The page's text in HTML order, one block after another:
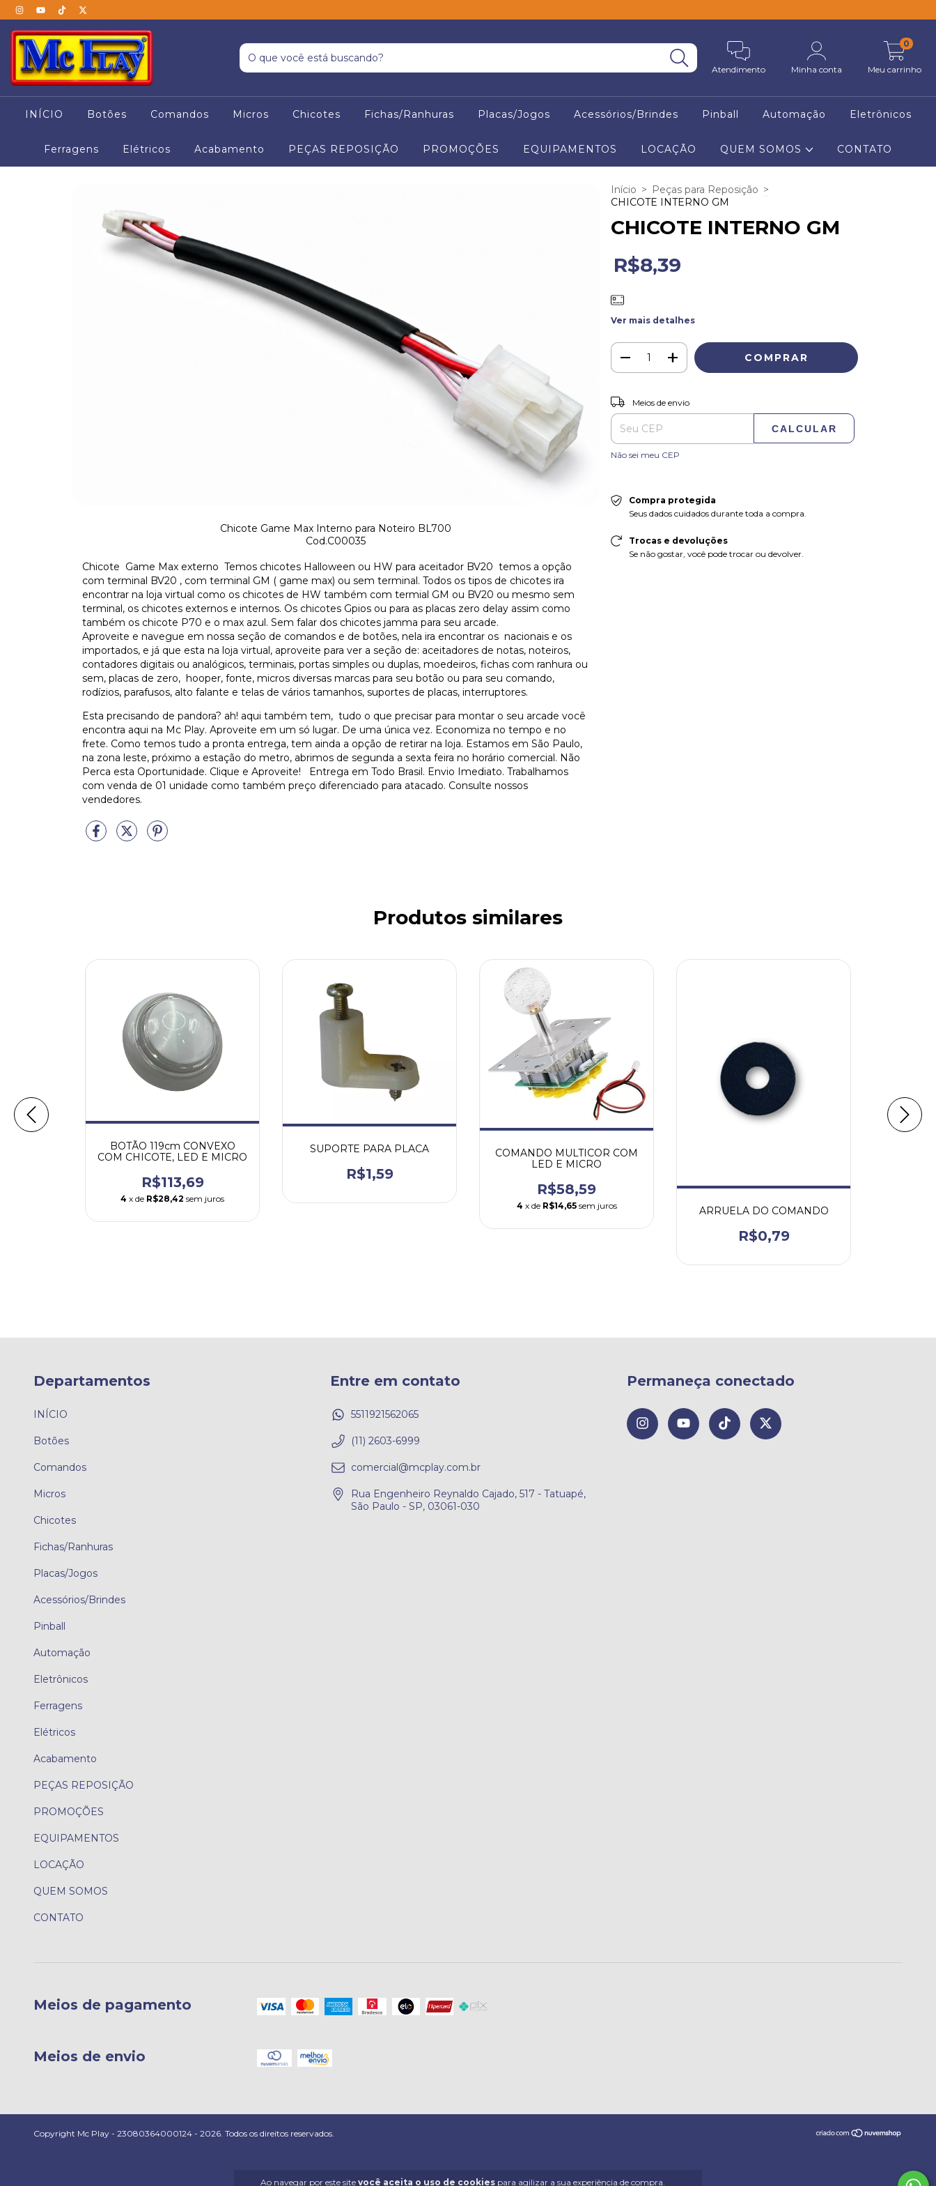
Atendimento Minha conta Meu carrinho
0
INÍCIO Botões Comandos Micros Chicotes Fichas/Ranhuras Placas/Jogos Acessórios/Brindes Pinball Automação Eletrônicos
Ferragens Elétricos Acabamento PEÇAS REPOSIÇÃO PROMOÇÕES EQUIPAMENTOS LOCAÇÃO QUEM SOMOS CONTATO
Ao navegar por este site você aceita o uso de cookiespara agilizar a sua experiência de compra.
Chicote Game Max Interno para Noteiro BL700
Cod.C00035
Chicote Game Max externo Temos chicotes Halloween ou HW para aceitador BV20 temos a opção
com terminal BV20 , com terminal GM ( game max) ou sem terminal. Todos os tipos de chicotes ira
encontrar na loja virtual como os chicotes de HW também com termial GM ou BV20 ou mesmo sem
terminal, os chicotes externos e internos. Os chicotes Gpios ou para as placas zero delay assim como
também os chicote P70 e o max azul. Sem falar dos chicotes jamma para seu arcade.
Aproveite e navegue em nossa seção de comandos e de botões, nela ira encontrar os nacionais e os
importados, e já que esta na loja virtual, aproveite para ver a seção de: aceitadores de notas, noteiros,
contadores digitais ou analógicos, terminais, portas simples ou duplas, moedeiros, fichas com ranhura ou
sem, placas de zero, hooper, fonte, micros diversas marcas para seu botão ou para seu comando,
rodízios, parafusos, alto falante e telas de vários tamanhos, suportes de placas, interruptores.
Esta precisando de pandora? ah! aqui também tem, tudo o que precisar para montar o seu arcade você
encontra aqui na Mc Play. Aproveite em um só lugar. De uma única vez. Economiza no tempo e no
frete. Como temos tudo a pronta entrega, tem ainda a opção de retirar na loja. Estamos em São Paulo,
na zona leste, próximo a estação do metro, abrimos de segunda a sexta feira no horário comercial. Não
Perca esta Oportunidade. Clique e Aproveite! Entrega em Todo Brasil. Envio Imediato. Trabalhamos
com venda de 01 unidade como também preço diferenciado para atacado. Consulte nossos
vendedores.
Início > Peças para Reposição >
CHICOTE INTERNO GM
CHICOTE INTERNO GM
R$8,39
Ver mais detalhes
Entregas para o CEP:
Meios de envio
CALCULAR
Não sei meu CEP
Compra protegida
Seus dados cuidados durante toda a compra.
Trocas e devoluções
Se não gostar, você pode trocar ou devolver.
Produtos similares
BOTÃO 119cm CONVEXO
COM CHICOTE, LED E MICRO
R$113,69
4 x de R$28,42 sem juros
SUPORTE PARA PLACA
R$1,59
COMANDO MULTICOR COM
LED E MICRO
R$58,59
4 x de R$14,65 sem juros ARRUELA DO COMANDO
R$0,79
Departamentos
INÍCIO
Botões
Comandos
Micros
Chicotes
Fichas/Ranhuras
Placas/Jogos
Acessórios/Brindes
Pinball
Automação
Eletrônicos
Ferragens
Elétricos
Acabamento
PEÇAS REPOSIÇÃO
PROMOÇÕES
EQUIPAMENTOS
LOCAÇÃO
QUEM SOMOS
CONTATO
Entre em contato
5511921562065
(11) 2603-6999
comercial@mcplay.com.br
Rua Engenheiro Reynaldo Cajado, 517 - Tatuapé,
São Paulo - SP, 03061-030
Permaneça conectado
Meios de pagamento
Meios de envio
Copyright Mc Play - 23080364000124 - 2026. Todos os direitos reservados.